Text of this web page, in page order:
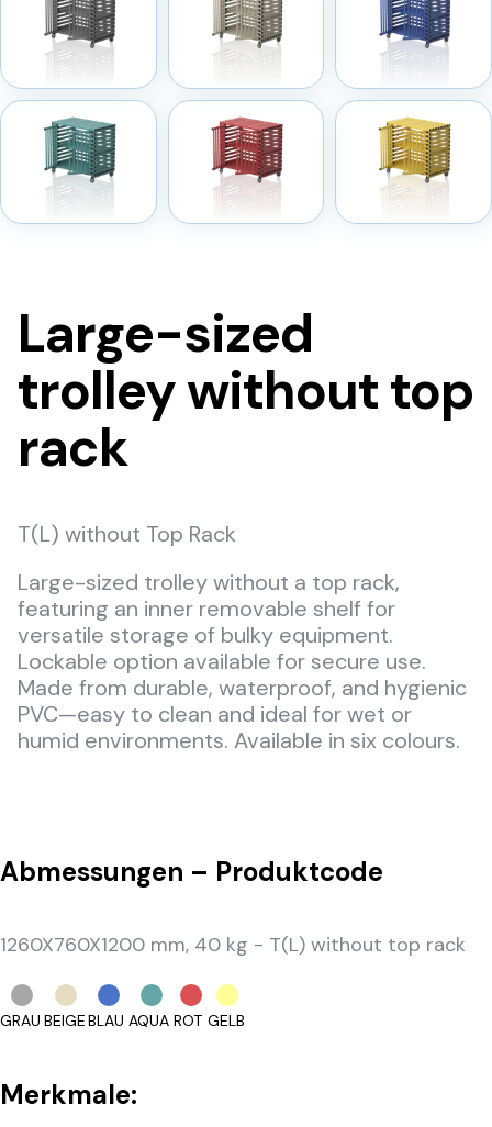
Large-sized
trolley without top
rack
T(L) without Top Rack
Large-sized trolley without a top rack,
featuring an inner removable shelf for
versatile storage of bulky equipment.
Lockable option available for secure use.
Made from durable, waterproof, and hygienic
PVC—easy to clean and ideal for wet or
humid environments. Available in six colours.
Abmessungen – Produktcode
1260X760X1200 mm, 40 kg - T(L) without top rack
GRAU BEIGEBLAU AQUA ROT GELB
Merkmale: